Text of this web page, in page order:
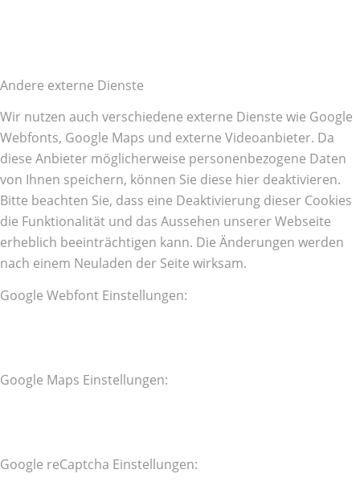
Andere externe Dienste
Wir nutzen auch verschiedene externe Dienste wie Google
Webfonts, Google Maps und externe Videoanbieter. Da
diese Anbieter möglicherweise personenbezogene Daten
von Ihnen speichern, können Sie diese hier deaktivieren.
Bitte beachten Sie, dass eine Deaktivierung dieser Cookies
die Funktionalität und das Aussehen unserer Webseite
erheblich beeinträchtigen kann. Die Änderungen werden
nach einem Neuladen der Seite wirksam.
Google Webfont Einstellungen:
Google Maps Einstellungen:
Google reCaptcha Einstellungen: